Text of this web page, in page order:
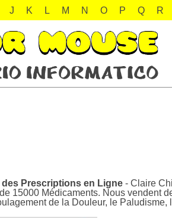
J K L M N O P Q R
Prescriptions en Ligne - Claire
15000 Médicaments. Nous vendent
de la Douleur, le